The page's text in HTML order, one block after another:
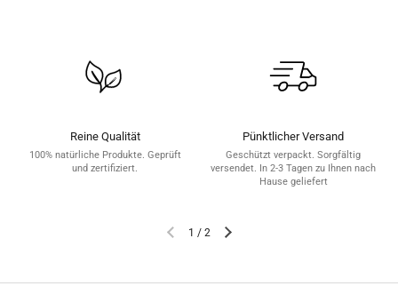
Reine Qualität
100% natürliche Produkte. Geprüft
und zertifiziert.
Pünktlicher Versand
Geschützt verpackt. Sorgfältig
versendet. In 2-3 Tagen zu Ihnen nach
Hause geliefert
1 / 2